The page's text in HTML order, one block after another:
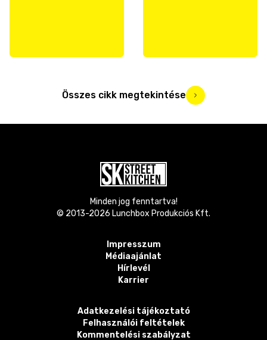
Összes cikk megtekintése
Minden jog fenntartva!
© 2013-2026 Lunchbox Produkciós Kft.
Impresszum
Médiaajánlat
Hírlevél
Karrier
Adatkezelési tájékoztató
Felhasználói feltételek
Kommentelési szabályzat